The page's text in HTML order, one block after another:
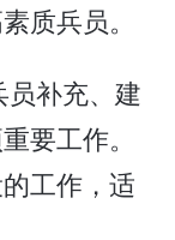
质兵员。
补充、建
要工作。
工作，适